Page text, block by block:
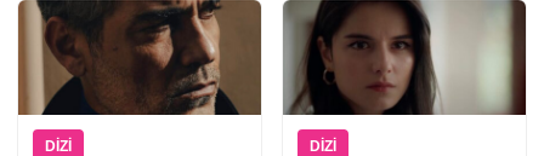
DIZI DIZI